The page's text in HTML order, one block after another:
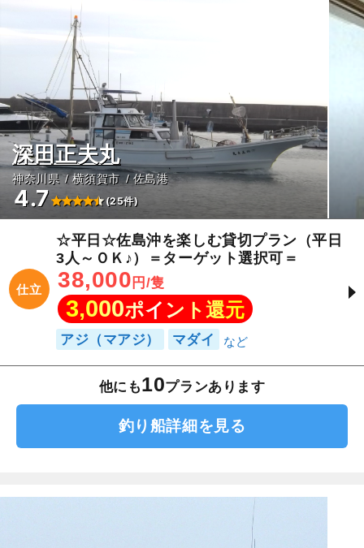
深田正夫丸
神奈川県 横須賀市 佐島港
4.7 (25件)
仕立
☆平日☆佐島沖を楽しむ貸切プラン（平日
3人～ＯＫ♪）＝ターゲット選択可＝
38,000 円/隻
3,000ポイント還元
アジ（マアジ） マダイ
他にも10プランあります
釣り船詳細を見る